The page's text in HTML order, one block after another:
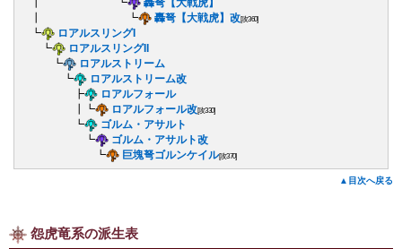
┃ ┗
轟弩【大戦虎】改[攻360]
┗
ロアルスリングI
┗
ロアルスリングII
┗
ロアルストリーム
┗
ロアルストリーム改
┣
ロアルフォール
┃┗
ロアルフォール改[攻330]
┗
ゴルム・アサルト
┗
ゴルム・アサルト改
┗
巨塊弩ゴルンケイル[攻370]
▲目次へ戻る
怨虎竜系の派生表